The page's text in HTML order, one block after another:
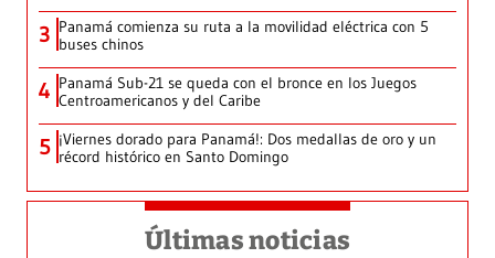
3 Panamá comienza su ruta a la movilidad eléctrica con 5
buses chinos
4 Panamá Sub-21 se queda con el bronce en los Juegos
Centroamericanos y del Caribe
5 ¡Viernes dorado para Panamá!: Dos medallas de oro y un
récord histórico en Santo Domingo
Últimas noticias